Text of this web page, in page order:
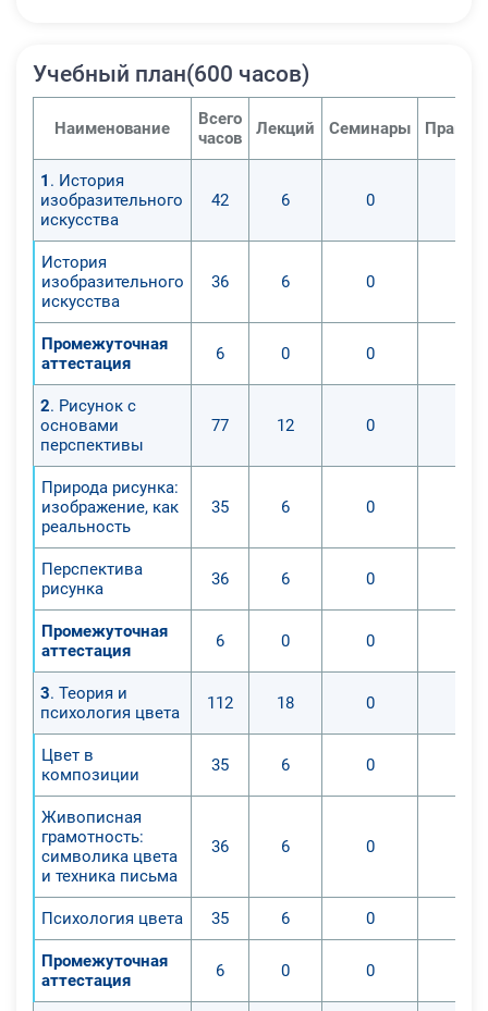
Учебный план(600 часов)
Наименование
Всего
часов
Лекций Семинары
1 . История
изобразительного
искусства
42 6 0
История
изобразительного
искусства
36 6 0
Промежуточная
аттестация
6 0 0
2. Рисунок с
основами
перспективы
77 12 0
Природа рисунка:
изображение, как
реальность
35 6 0
Перспектива
рисунка
36 6 0
Промежуточная
аттестация
6 0 0
3. Теория и
психология цвета
112 18 0
Цвет в
композиции
35 6 0
Живописная
грамотность:
символика цвета
и техника письма
36 6 0
Психология цвета 35 6 0
Промежуточная
аттестация
6 0 0